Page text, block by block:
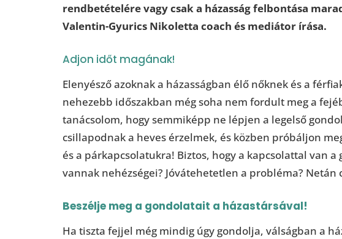
rendbetételére vagy csak a házasság felbontása
Valentin-Gyurics Nikoletta coach és mediátor írása.
Adjon időt magának!
Elenyésző azoknak a házasságban élő nőknek és a
nehezebb időszakban még soha nem fordult meg a
tanácsolom, hogy semmiképp ne lépjen a legelső
csillapodnak a heves érzelmek, és közben próbáljon
és a párkapcsolatukra! Biztos, hogy a kapcsolattal van
vannak nehézségei? Jóvátehetetlen a probléma? Netán
Beszélje meg a gondolatait a házastársával!
Ha tiszta fejjel még mindig úgy gondolja, válságban a